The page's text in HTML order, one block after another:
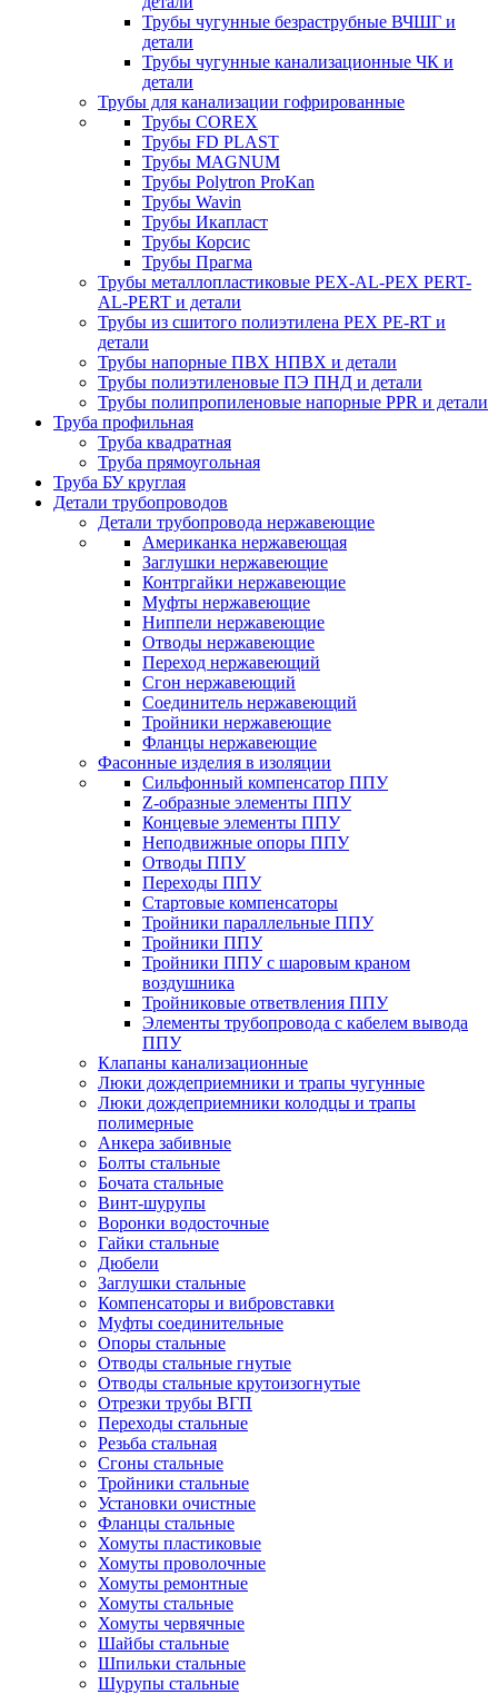
Трубы чугунные безраструбные ВЧШГ и
детали
Трубы чугунные канализационные ЧК и
детали
Трубы для канализации гофрированные
Трубы COREX
Трубы FD PLAST
Трубы MAGNUM
Трубы Polytron ProKan
Трубы Wavin
Трубы Икапласт
Трубы Корсис
Трубы Прагма
Трубы металлопластиковые PEX-AL-PEX PERT-
AL-PERT и детали
Трубы из сшитого полиэтилена PEX PE-RT и
детали
Трубы напорные ПВХ НПВХ и детали
Трубы полиэтиленовые ПЭ ПНД и детали
Трубы полипропиленовые напорные PPR и детали
Труба профильная
Труба квадратная
Труба прямоугольная
Труба БУ круглая
Детали трубопроводов
Детали трубопровода нержавеющие
Американка нержавеющая
Заглушки нержавеющие
Контргайки нержавеющие
Муфты нержавеющие
Ниппели нержавеющие
Отводы нержавеющие
Переход нержавеющий
Сгон нержавеющий
Соединитель нержавеющий
Тройники нержавеющие
Фланцы нержавеющие
Фасонные изделия в изоляции
Cильфонный компенсатор ППУ
Z-образные элементы ППУ
Концевые элементы ППУ
Неподвижные опоры ППУ
Отводы ППУ
Переходы ППУ
Стартовые компенсаторы
Тройники параллельные ППУ
Тройники ППУ
Тройники ППУ с шаровым краном
воздушника
Тройниковые ответвления ППУ
Элементы трубопровода с кабелем вывода
ППУ
Клапаны канализационные
Люки дождеприемники и трапы чугунные
Люки дождеприемники колодцы и трапы
полимерные
Анкера забивные
Болты стальные
Бочата стальные
Винт-шурупы
Воронки водосточные
Гайки стальные
Дюбели
Заглушки стальные
Компенсаторы и вибровставки
Муфты соединительные
Опоры стальные
Отводы стальные гнутые
Отводы стальные крутоизогнутые
Отрезки трубы ВГП
Переходы стальные
Резьба стальная
Сгоны стальные
Тройники стальные
Установки очистные
Фланцы стальные
Хомуты пластиковые
Хомуты проволочные
Хомуты ремонтные
Хомуты стальные
Хомуты червячные
Шайбы стальные
Шпильки стальные
Шурупы стальные